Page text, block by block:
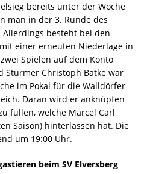
bereits unter der Woche
man in der 3. Runde des
Allerdings besteht bei den
einer erneuten Niederlage in
Spielen auf dem Konto
Stürmer Christoph Batke war
im Pokal für die Walldörfer
Daran wird er anknüpfen
füllen, welche Marcel Carl
Saison) hinterlassen hat. Die
um 19:00 Uhr.
beim SV Elversberg